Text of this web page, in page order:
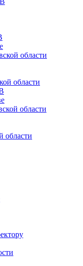
области
области
области